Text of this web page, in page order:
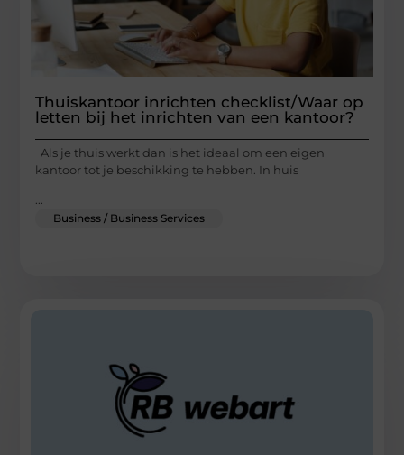
Thuiskantoor inrichten checklist/Waar op
letten bij het inrichten van een kantoor?
Als je thuis werkt dan is het ideaal om een eigen
kantoor tot je beschikking te hebben. In huis
...
Business / Business Services